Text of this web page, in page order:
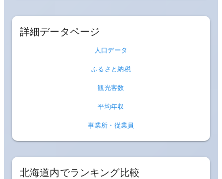
詳細データページ
人口データ
ふるさと納税
観光客数
平均年収
事業所・従業員
北海道内でランキング比較